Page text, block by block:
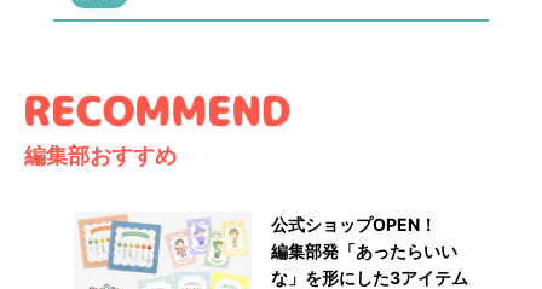
編集部おすすめ
公式ショップOPEN！
編集部発「あったらいい
な」を形にした3アイテム